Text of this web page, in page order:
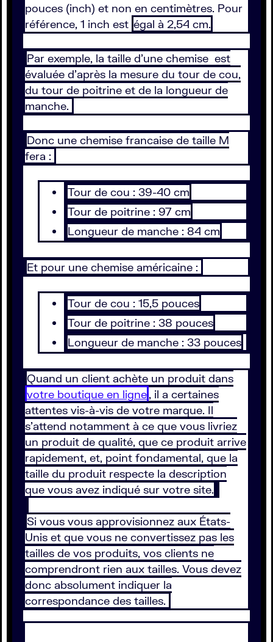
pouces (inch) et non en centimètres. Pour
référence, 1 inch est égal à 2,54 cm.
Par exemple, la taille d'une chemise est
évaluée d'après la mesure du tour de cou,
du tour de poitrine et de la longueur de
manche.
Donc une chemise francaise de taille M
fera :
Tour de cou : 39-40 cm
Tour de poitrine : 97 cm
Longueur de manche : 84 cm
Et pour une chemise américaine :
Tour de cou : 15,5 pouces
Tour de poitrine : 38 pouces
Longueur de manche : 33 pouces
Quand un client achète un produit dans
votre boutique en ligne, il a certaines
attentes vis-à-vis de votre marque. Il
s’attend notamment à ce que vous livriez
un produit de qualité, que ce produit arrive
rapidement, et, point fondamental, que la
taille du produit respecte la description
que vous avez indiqué sur votre site.
Si vous vous approvisionnez aux États-
Unis et que vous ne convertissez pas les
tailles de vos produits, vos clients ne
comprendront rien aux tailles. Vous devez
donc absolument indiquer la
correspondance des tailles.